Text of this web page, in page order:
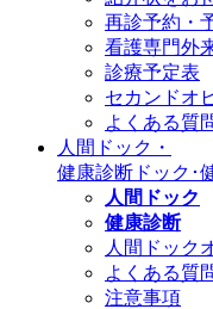
再診予約・
看護専門外
診療予定表
セカンドオ
よくある質
人間ドック・
健康診断 ドック･
人間ドック
健康診断
人間ドック
よくある質
注意事項